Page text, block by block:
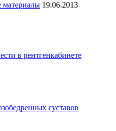
материалы 19.06.2013
в рентгенкабинете
суставов